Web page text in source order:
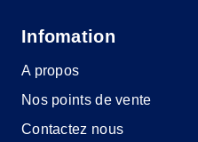
Infomation
A propos
Nos points de vente
Contactez nous